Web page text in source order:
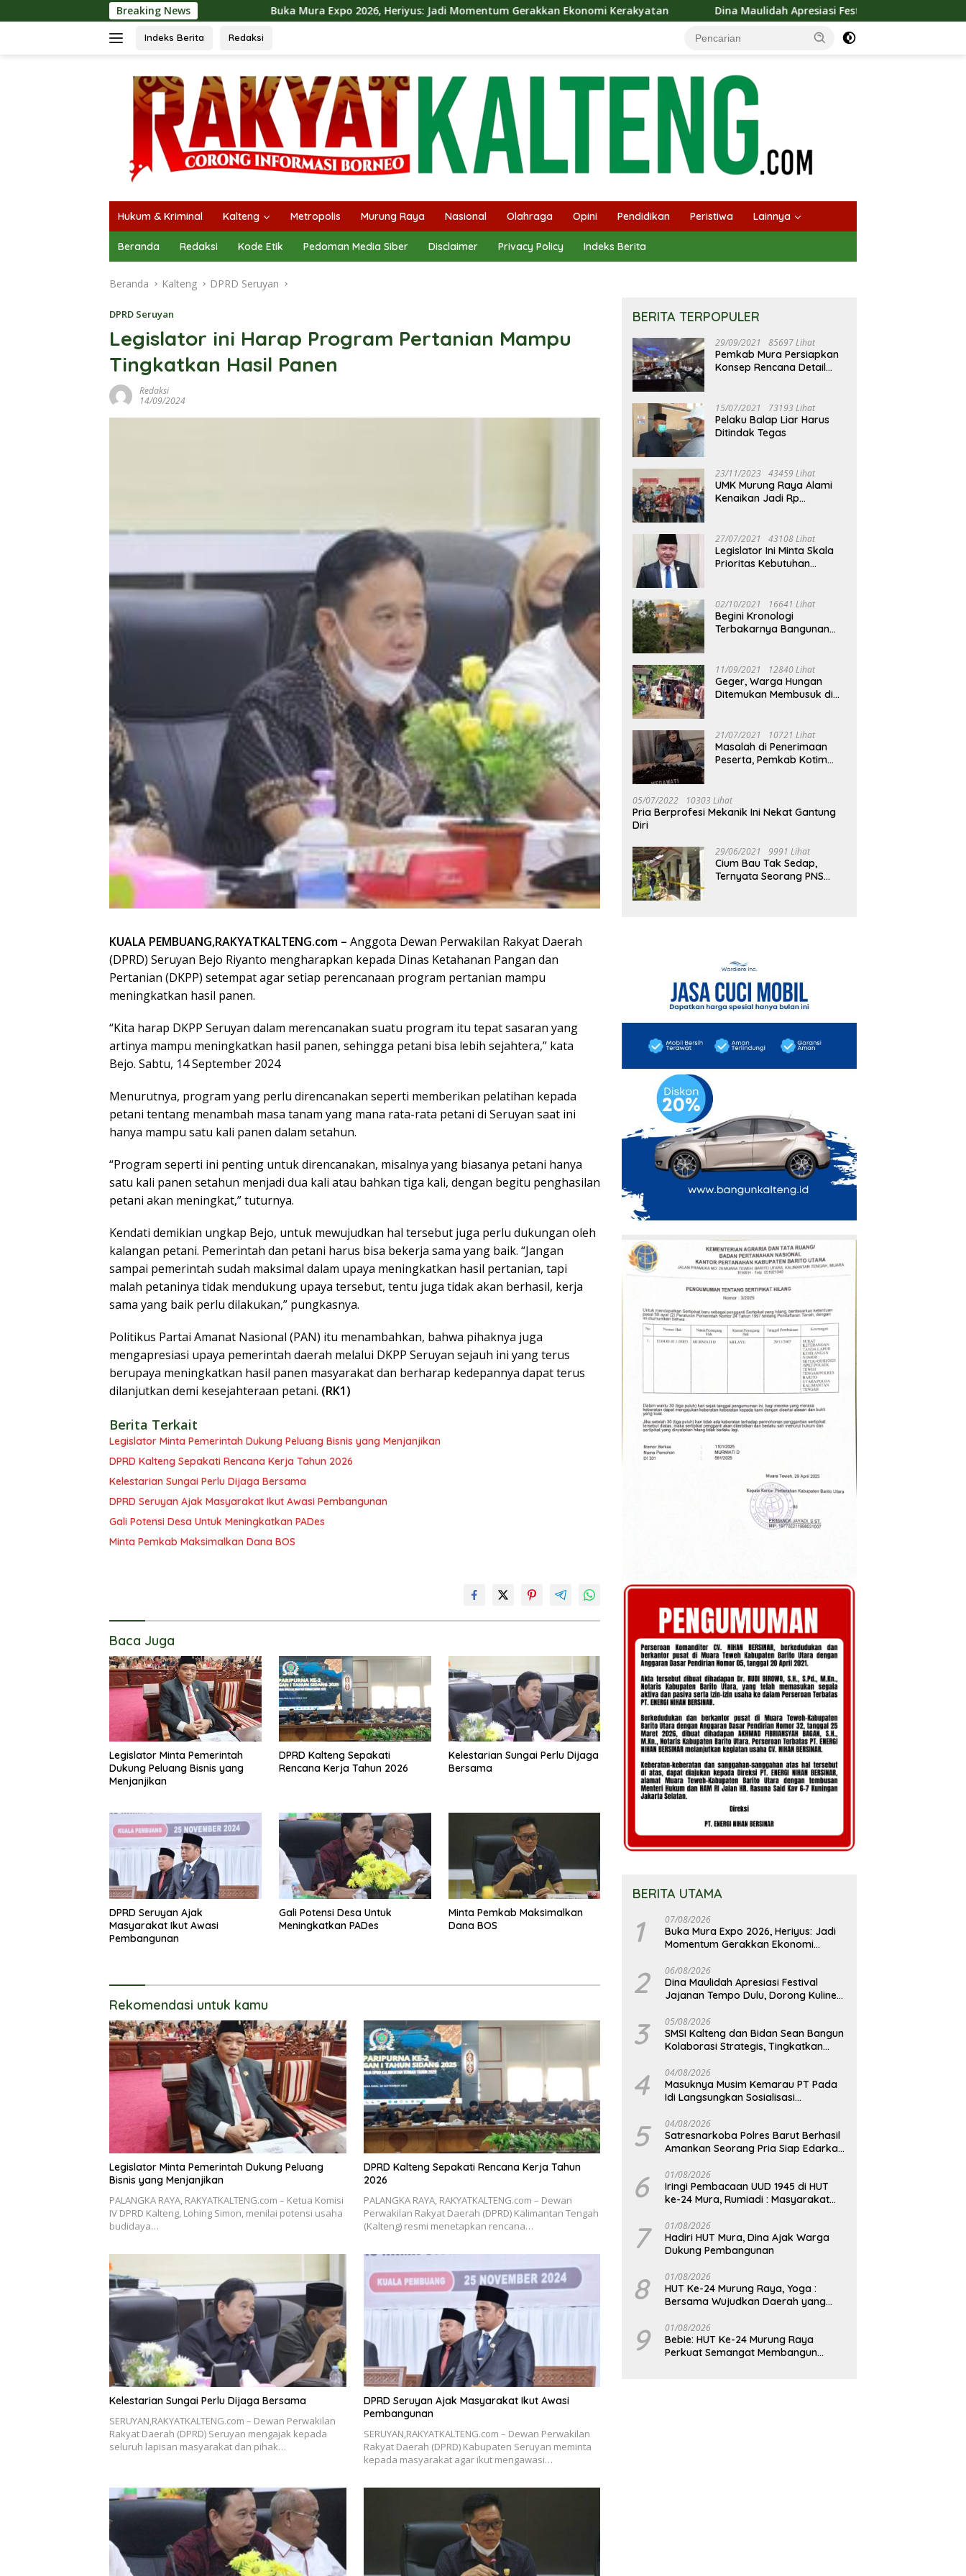
ke
Breaking News
Buka Mura Expo 2026, Heriyus: Jadi Momentum Gerakkan Ekonomi Kerakyatan Dina Maulidah Apresiasi Festival Jajanan Tempo Dulu, Dorong Kuliner
Indeks Berita Redaksi
Hukum & Kriminal Kalteng Metropolis Murung Raya Nasional Olahraga Opini Pendidikan Peristiwa Lainnya
Beranda Redaksi Kode Etik Pedoman Media Siber Disclaimer Privacy Policy Indeks Berita
Beranda Kalteng DPRD Seruyan
DPRD Seruyan
Legislator ini Harap Program Pertanian Mampu
Tingkatkan Hasil Panen
Redaksi
14/09/2024
KUALA PEMBUANG,RAKYATKALTENG.com – Anggota Dewan Perwakilan Rakyat Daerah
(DPRD) Seruyan Bejo Riyanto mengharapkan kepada Dinas Ketahanan Pangan dan
Pertanian (DKPP) setempat agar setiap perencanaan program pertanian mampu
meningkatkan hasil panen.
“Kita harap DKPP Seruyan dalam merencanakan suatu program itu tepat sasaran yang
artinya mampu meningkatkan hasil panen, sehingga petani bisa lebih sejahtera,” kata
Bejo. Sabtu, 14 September 2024
Menurutnya, program yang perlu direncanakan seperti memberikan pelatihan kepada
petani tentang menambah masa tanam yang mana rata-rata petani di Seruyan saat ini
hanya mampu satu kali panen dalam setahun.
“Program seperti ini penting untuk direncanakan, misalnya yang biasanya petani hanya
satu kali panen setahun menjadi dua kali atau bahkan tiga kali, dengan begitu penghasilan
petani akan meningkat,” tuturnya.
Kendati demikian ungkap Bejo, untuk mewujudkan hal tersebut juga perlu dukungan oleh
kalangan petani. Pemerintah dan petani harus bisa bekerja sama yang baik. “Jangan
sampai pemerintah sudah maksimal dalam upaya meningkatkan hasil pertanian, tapi
malah petaninya tidak mendukung upaya tersebut, tentu juga tidak akan berhasil, kerja
sama yang baik perlu dilakukan,” pungkasnya.
Politikus Partai Amanat Nasional (PAN) itu menambahkan, bahwa pihaknya juga
mengapresiasi upaya pemerintah daerah melalui DKPP Seruyan sejauh ini yang terus
berupaya meningkatkan hasil panen masyarakat dan berharap kedepannya dapat terus
dilanjutkan demi kesejahteraan petani. (RK1)
Berita Terkait
Legislator Minta Pemerintah Dukung Peluang Bisnis yang Menjanjikan
DPRD Kalteng Sepakati Rencana Kerja Tahun 2026
Kelestarian Sungai Perlu Dijaga Bersama
DPRD Seruyan Ajak Masyarakat Ikut Awasi Pembangunan
Gali Potensi Desa Untuk Meningkatkan PADes
Minta Pemkab Maksimalkan Dana BOS
Baca Juga
Legislator Minta Pemerintah
Dukung Peluang Bisnis yang
Menjanjikan
DPRD Kalteng Sepakati
Rencana Kerja Tahun 2026
Kelestarian Sungai Perlu Dijaga
Bersama
DPRD Seruyan Ajak
Masyarakat Ikut Awasi
Pembangunan
Gali Potensi Desa Untuk
Meningkatkan PADes
Minta Pemkab Maksimalkan
Dana BOS
Rekomendasi untuk kamu
Legislator Minta Pemerintah Dukung Peluang
Bisnis yang Menjanjikan
PALANGKA RAYA, RAKYATKALTENG.com – Ketua Komisi
IV DPRD Kalteng, Lohing Simon, menilai potensi usaha
budidaya…
DPRD Kalteng Sepakati Rencana Kerja Tahun
2026
PALANGKA RAYA, RAKYATKALTENG.com – Dewan
Perwakilan Rakyat Daerah (DPRD) Kalimantan Tengah
(Kalteng) resmi menetapkan rencana…
Kelestarian Sungai Perlu Dijaga Bersama
SERUYAN,RAKYATKALTENG.com – Dewan Perwakilan
Rakyat Daerah (DPRD) Seruyan mengajak kepada
seluruh lapisan masyarakat dan pihak…
DPRD Seruyan Ajak Masyarakat Ikut Awasi
Pembangunan
SERUYAN,RAKYATKALTENG.com – Dewan Perwakilan
Rakyat Daerah (DPRD) Kabupaten Seruyan meminta
kepada masyarakat agar ikut mengawasi…
BERITA TERPOPULER
29/09/2021 85697 Lihat
Pemkab Mura Persiapkan
Konsep Rencana Detail
15/07/2021 73193 Lihat
Pelaku Balap Liar Harus
Ditindak Tegas
23/11/2023 43459 Lihat
UMK Murung Raya Alami
Kenaikan Jadi Rp
27/07/2021 43108 Lihat
Legislator Ini Minta Skala
Prioritas Kebutuhan
02/10/2021 16641 Lihat
Begini Kronologi
Terbakarnya Bangunan
11/09/2021 12840 Lihat
Geger, Warga Hungan
Ditemukan Membusuk di
21/07/2021 10721 Lihat
Masalah di Penerimaan
Peserta, Pemkab Kotim
05/07/2022 10303 Lihat
Pria Berprofesi Mekanik Ini Nekat Gantung
Diri
29/06/2021 9991 Lihat
Cium Bau Tak Sedap,
Ternyata Seorang PNS
BERITA UTAMA
1 07/08/2026
Buka Mura Expo 2026, Heriyus: Jadi
Momentum Gerakkan Ekonomi
2 06/08/2026
Dina Maulidah Apresiasi Festival
Jajanan Tempo Dulu, Dorong Kuliner
3 05/08/2026
SMSI Kalteng dan Bidan Sean Bangun
Kolaborasi Strategis, Tingkatkan
4 04/08/2026
Masuknya Musim Kemarau PT Pada
Idi Langsungkan Sosialisasi
5 04/08/2026
Satresnarkoba Polres Barut Berhasil
Amankan Seorang Pria Siap Edarkan
Gram
6 01/08/2026
Iringi Pembacaan UUD 1945 di HUT
ke-24 Mura, Rumiadi : Masyarakat
yang Lebih Besar
7 01/08/2026
Hadiri HUT Mura, Dina Ajak Warga
Dukung Pembangunan
8 01/08/2026
HUT Ke-24 Murung Raya, Yoga :
Bersama Wujudkan Daerah yang
9 01/08/2026
Bebie: HUT Ke-24 Murung Raya
Perkuat Semangat Membangun